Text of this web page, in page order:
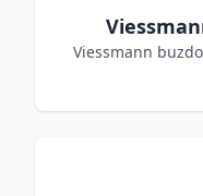
Viessmann